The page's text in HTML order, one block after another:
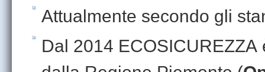
Attualmente secondo gli
Dal 2014